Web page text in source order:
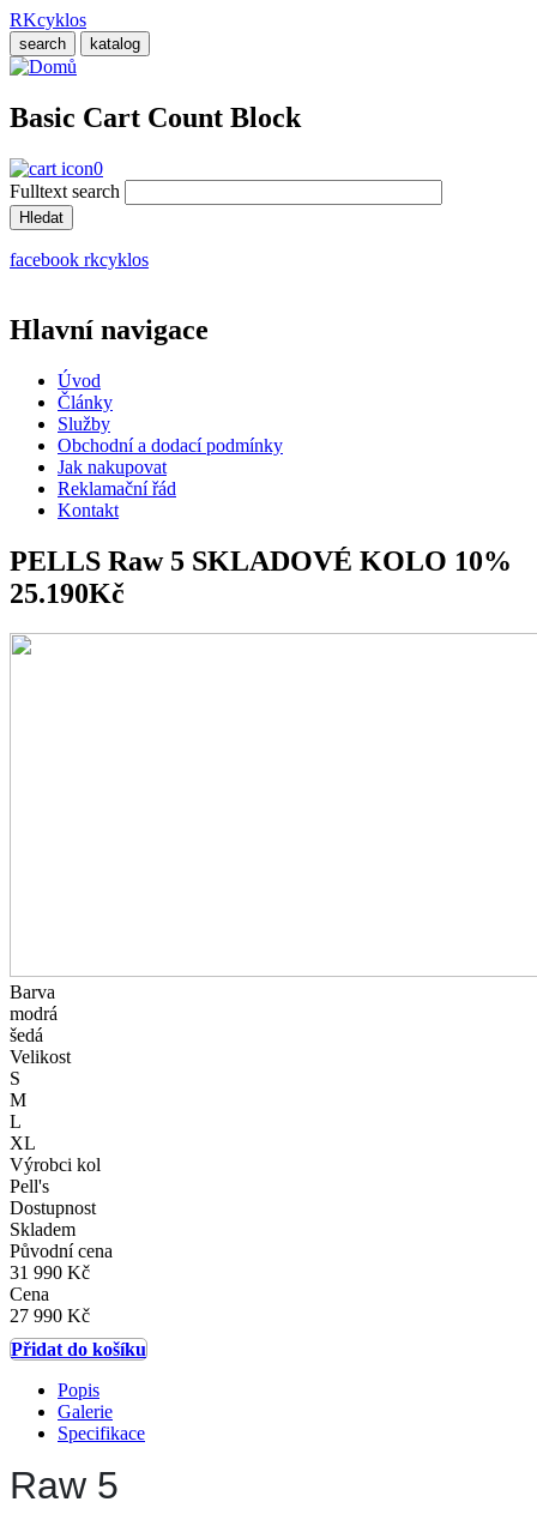
Přejít
k
hlavnímu
RKcyklos
search katalog
Basic Cart Count Block
0
Fulltext search
facebook rkcyklos
Hlavní navigace
Úvod
Články
Služby
Obchodní a dodací podmínky
Jak nakupovat
Reklamační řád
Kontakt
PELLS Raw 5 SKLADOVÉ KOLO 10%
25.190Kč
Barva
modrá
šedá
Velikost
S
M
L
XL
Výrobci kol
Pell's
Dostupnost
Skladem
Původní cena
31 990 Kč
Cena
27 990 Kč
Přidat do košíku
Popis
Galerie
Specifikace
Raw 5